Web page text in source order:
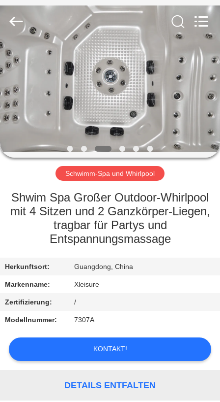
STARTSEITE
PRODUKTE
ÜBER
FABRIK
QUALITÄTSKONTROLLE
KONTAKT
REFERENZEN
SITEMAP
POLICY
Reserved.
Developed
Schwimm-Spa und Whirlpool
Shwim Spa Großer Outdoor-Whirlpool
mit 4 Sitzen und 2 Ganzkörper-Liegen,
tragbar für Partys und
Entspannungsmassage
Herkunftsort: Guangdong, China
Markenname: Xleisure
Zertifizierung: /
Modellnummer: 7307A
KONTAKT!
DETAILS ENTFALTEN